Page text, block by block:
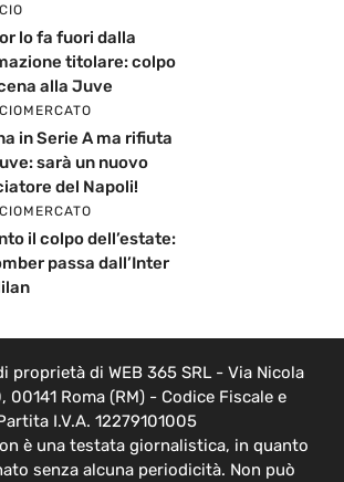
lo fa fuori dalla
titolare: colpo
alla Juve
in Serie A ma rifiuta
sarà un nuovo
del Napoli!
il colpo dell’estate:
passa dall’Inter
proprietà di WEB 365 SRL - Via Nicola
00141 Roma (RM) - Codice Fiscale e
I.V.A. 12279101005
è una testata giornalistica, in quanto
senza alcuna periodicità. Non può